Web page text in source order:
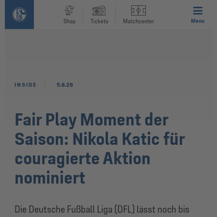
Shop Tickets Matchcenter Menu
Fair Play Moment der
Saison: Nikola Katic für
couragierte Aktion
nominiert
Die Deutsche Fußball Liga (DFL) lässt noch bis
INSIDE 5.6.26